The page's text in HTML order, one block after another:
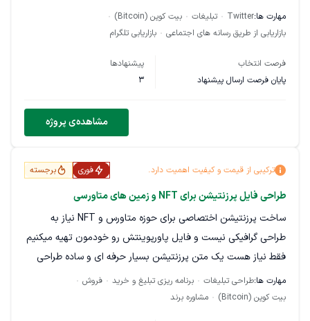
مهارت ها:Twitter تبلیغات
بیت کوین (Bitcoin)
بازاریابی از طریق رسانه های اجتماعی
بازاریابی تلگرام
فرصت انتخاب
پایان فرصت ارسال پیشنهاد
پیشنهادها
3
مشاهده‌ی پروژه
ترکیبی از قیمت و کیفیت اهمیت دارد. فوری برجسته
طراحی فایل پرزنتیشن برای NFT و زمین های متاورسی
ساخت پرزنتیشن اختصاصی برای حوزه متاورس و NFT نیاز به
طراحی گرافیکی نیست و فایل پاورپوینتش رو خودمون تهیه میکنیم
فقط نیاز هست یک متن پرزنتیشن بسیار حرفه ای و ساده طراحی
بشه که تیم فروشمون در جلسات فروش اون رو استفاده کنن .
چندین فایل پرزنتیشن قبلا تهیه شده ، بنابراین اگر تخصصی حرفه
مهارت ها:طراحی تبلیغات برنامه ریزی تبلیغ و خرید
فروش
بیت کوین (Bitcoin)
مشاوره برند